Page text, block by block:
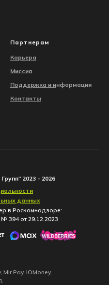
Партнерам
Карьера
Миссия
Поддержка и информация
Контакты
2023 - 2026
в Роскомнадзоре:
№ 394 от 29.12.2023
данных
Mir Pay, ЮMoney,